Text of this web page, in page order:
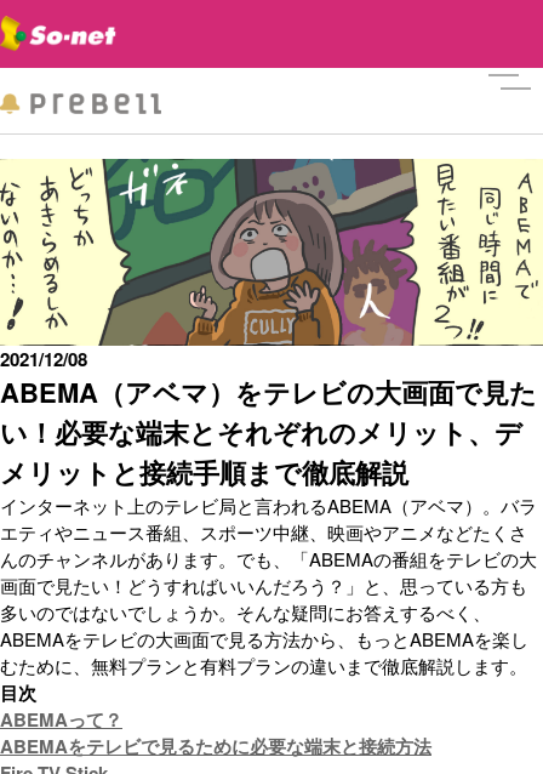
ABEMA（アベマ）をテレビの大画面で見た
い！必要な端末とそれぞれのメリット、デ
メリットと接続手順まで徹底解説
2021/12/08
インターネット上のテレビ局と言われるABEMA（アベマ）。バラ
エティやニュース番組、スポーツ中継、映画やアニメなどたくさ
んのチャンネルがあります。でも、「ABEMAの番組をテレビの大
画面で見たい！どうすればいいんだろう？」と、思っている方も
多いのではないでしょうか。そんな疑問にお答えするべく、
ABEMAをテレビの大画面で見る方法から、もっとABEMAを楽し
むために、無料プランと有料プランの違いまで徹底解説します。
目次
ABEMAって？
ABEMAをテレビで見るために必要な端末と接続方法